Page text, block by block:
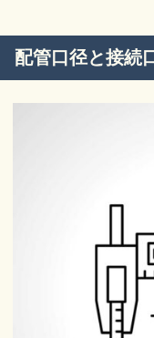
配管口径と接続